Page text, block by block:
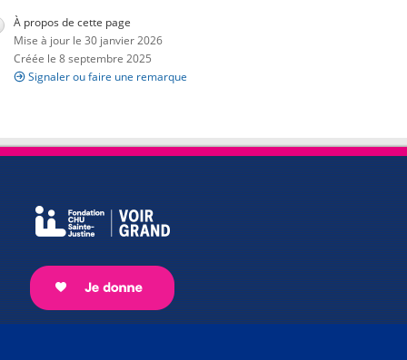
À propos de cette page
Mise à jour le 30 janvier 2026
Créée le 8 septembre 2025
Signaler ou faire une remarque